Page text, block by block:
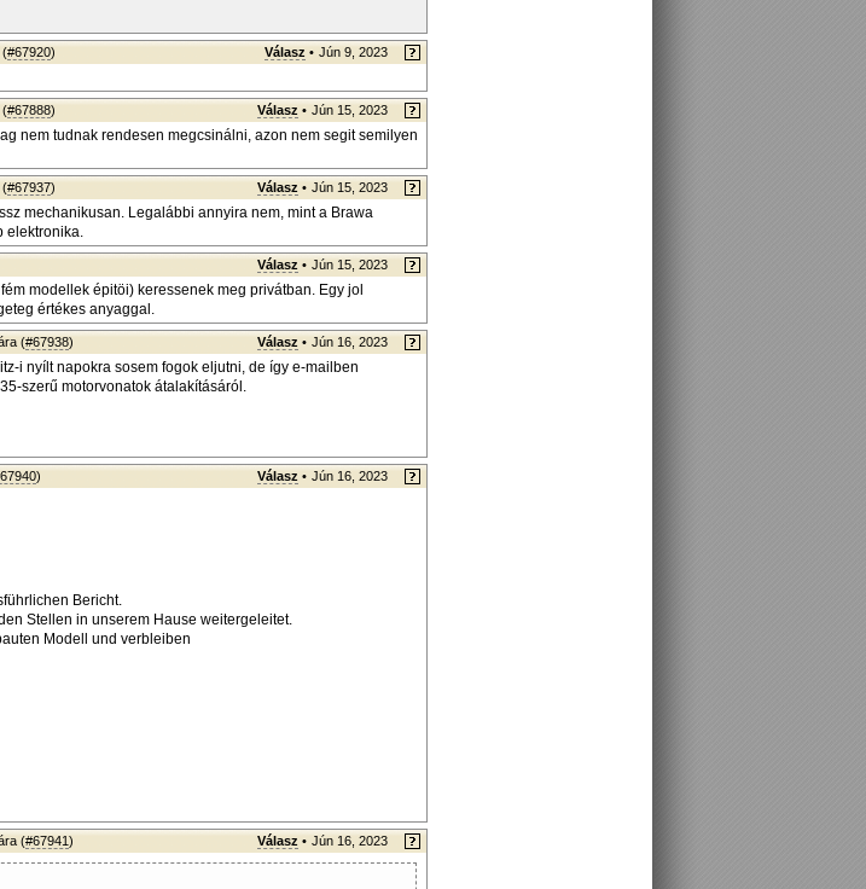
(#67920) Válasz • Jún 9, 2023
(#67888) Válasz • Jún 15, 2023
nem tudnak rendesen megcsinálni, azon nem segit semilyen
(#67937) Válasz • Jún 15, 2023
mechanikusan. Legalábbi annyira nem, mint a Brawa
elektronika.
Válasz • Jún 15, 2023
modellek épitöi) keressenek meg privátban. Egy jol
értékes anyaggal.
(#67938) Válasz • Jún 16, 2023
i nyílt napokra sosem fogok eljutni, de így e-mailben
szerű motorvonatok átalakításáról.
) Válasz • Jún 16, 2023
Bericht.
Stellen in unserem Hause weitergeleitet.
Modell und verbleiben
(#67941) Válasz • Jún 16, 2023